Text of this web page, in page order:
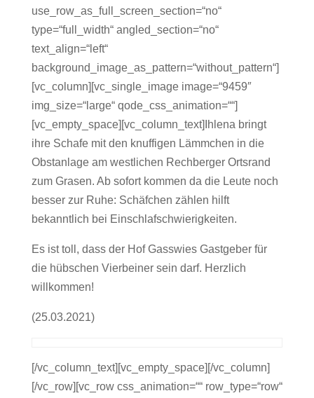
use_row_as_full_screen_section=“no“
type=“full_width“ angled_section=“no“
text_align=“left“
background_image_as_pattern=“without_pattern“]
[vc_column][vc_single_image image=“9459″
img_size=“large“ qode_css_animation=““]
[vc_empty_space][vc_column_text]Ihlena bringt
ihre Schafe mit den knuffigen Lämmchen in die
Obstanlage am westlichen Rechberger Ortsrand
zum Grasen. Ab sofort kommen da die Leute noch
besser zur Ruhe: Schäfchen zählen hilft
bekanntlich bei Einschlafschwierigkeiten.
Es ist toll, dass der Hof Gasswies Gastgeber für
die hübschen Vierbeiner sein darf. Herzlich
willkommen!
(25.03.2021)
[/vc_column_text][vc_empty_space][/vc_column]
[/vc_row][vc_row css_animation=““ row_type=“row“